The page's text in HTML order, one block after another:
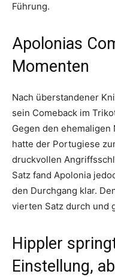
Führung.
Apolonias
Momenten
Nach überstandener
sein Comeback im
Gegen den ehemaligen
hatte der Portugiese
druckvollen
Satz fand Apolonia
den Durchgang klar.
vierten Satz durch und
Hippler
Einstellung,